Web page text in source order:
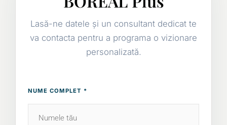
Lasă-ne datele și un consultant dedicat te
va contacta pentru a programa o vizionare
personalizată.
NUME COMPLET *